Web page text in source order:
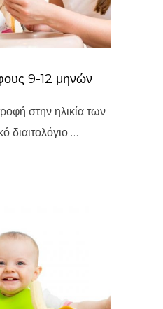
9-12 μηνών
στην ηλικία των
διαιτολόγιο …